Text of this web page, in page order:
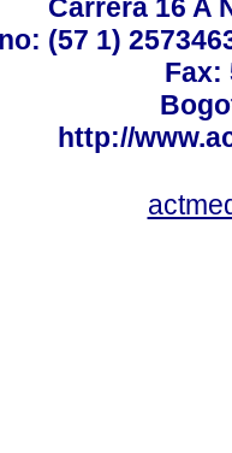
Carrera 16 A
(57 1)
Fax:
http://